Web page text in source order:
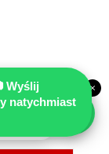
za
Wyślij
natychmiast
×